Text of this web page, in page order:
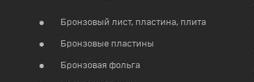
Бронзовый лист, пластина, плита
Бронзовые пластины
Бронзовая фольга